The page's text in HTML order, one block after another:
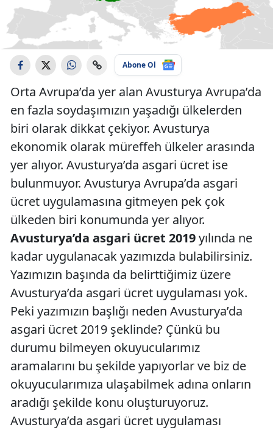
Abone Ol
Orta Avrupa’da yer alan Avusturya Avrupa’da
en fazla soydaşımızın yaşadığı ülkelerden
biri olarak dikkat çekiyor. Avusturya
ekonomik olarak müreffeh ülkeler arasında
yer alıyor. Avusturya’da asgari ücret ise
bulunmuyor. Avusturya Avrupa’da asgari
ücret uygulamasına gitmeyen pek çok
ülkeden biri konumunda yer alıyor.
Avusturya’da asgari ücret 2019yılında ne
kadar uygulanacak yazımızda bulabilirsiniz.
Yazımızın başında da belirttiğimiz üzere
Avusturya’da asgari ücret uygulaması yok.
Peki yazımızın başlığı neden Avusturya’da
asgari ücret 2019 şeklinde? Çünkü bu
durumu bilmeyen okuyucularımız
aramalarını bu şekilde yapıyorlar ve biz de
okuyucularımıza ulaşabilmek adına onların
aradığı şekilde konu oluşturuyoruz.
Avusturya’da asgari ücret uygulaması